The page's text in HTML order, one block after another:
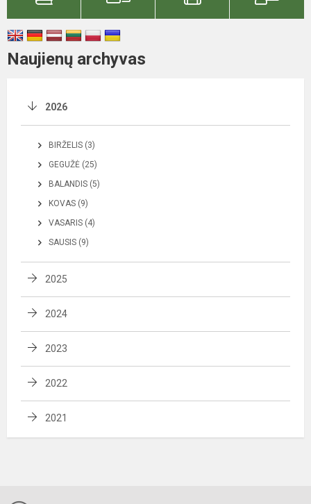
Naujienų archyvas
2026
BIRŽELIS (3)
GEGUŽĖ (25)
BALANDIS (5)
KOVAS (9)
VASARIS (4)
SAUSIS (9)
2025
2024
2023
2022
2021